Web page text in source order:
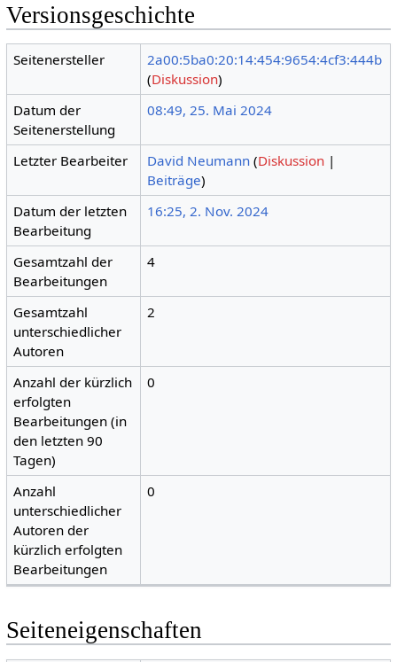
Versionsgeschichte
Seitenersteller
2a00:5ba0:20:14:454:9654:4cf3:444b
(Diskussion)
Datum der
Seitenerstellung
08:49, 25. Mai 2024
Letzter Bearbeiter David Neumann (Diskussion |
Beiträge)
Datum der letzten
Bearbeitung
16:25, 2. Nov. 2024
Gesamtzahl der
Bearbeitungen
4
Gesamtzahl
unterschiedlicher
Autoren
2
Anzahl der kürzlich
erfolgten
Bearbeitungen (in
den letzten 90
Tagen)
0
Anzahl
unterschiedlicher
Autoren der
kürzlich erfolgten
Bearbeitungen
0
Seiteneigenschaften